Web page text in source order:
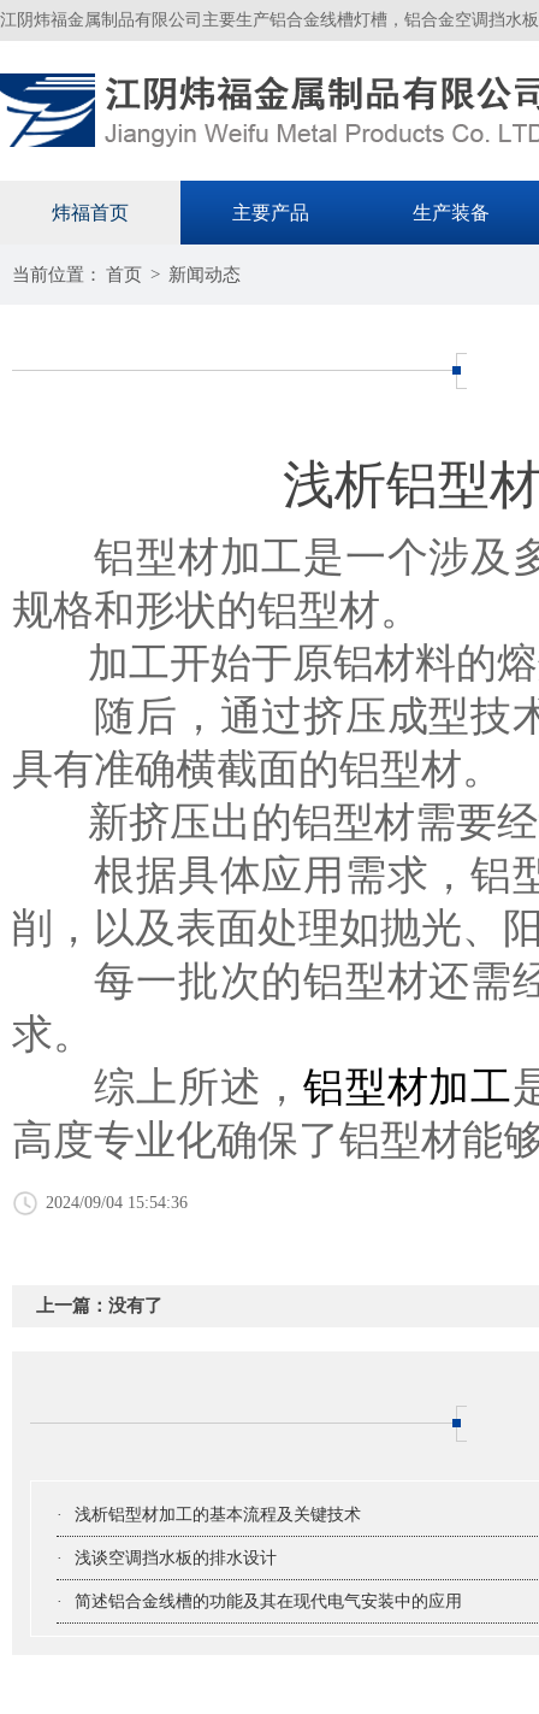
江阴炜福金属制品有限公司主要生产铝合金线槽灯槽，铝合金空调挡水
炜福首页 主要产品 生产装备
当前位置： 首页 > 新闻动态
浅析铝型
铝型材加工是一个涉及多
规格和形状的铝型材。
加工开始于原铝材料的熔
随后，通过挤压成型技术
具有准确横截面的铝型材。
新挤压出的铝型材需要经
根据具体应用需求，铝型
削，以及表面处理如抛光、
每一批次的铝型材还需经
求。
综上所述，铝型材加工
高度专业化确保了铝型材能
2024/09/04 15:54:36
上一篇：没有了
· 浅析铝型材加工的基本流程及关键技术
· 浅谈空调挡水板的排水设计
· 简述铝合金线槽的功能及其在现代电气安装中的应用